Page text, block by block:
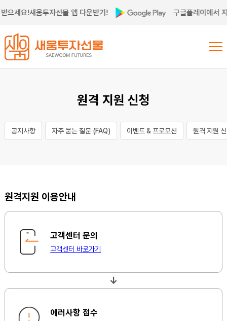
으세요!새움투자선물 앱 다운받기! 구글플레이에서
원격 지원 신청
공지사항 자주 묻는 질문 (FAQ) 이벤트 & 프로모션 원격 지원
원격지원 이용안내
고객센터 문의
고객센터 바로가기
↓
에러사항 접수